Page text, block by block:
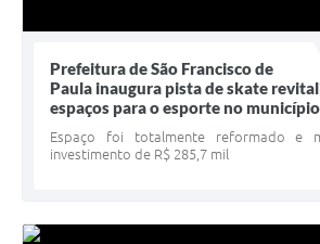
Prefeitura de São Francisco de
Paula inaugura pista de skate
espaços para o esporte no município
Espaço foi totalmente reformado e
investimento de R$ 285,7 mil